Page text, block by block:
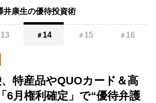
井康生の優待投資術
13 ＃ 14 ＃ 15 ＃ 16
、特産品やQUOカード＆高
6月権利確定」で“優待弁護